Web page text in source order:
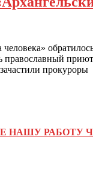
православный
прокуроры
НАШУ РАБОТУ